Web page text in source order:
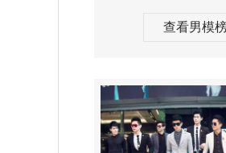
查看男模